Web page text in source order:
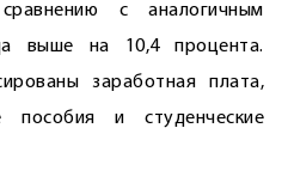
с аналогичным
выше на 10,4 процента.
заработная плата,
пособия и студенческие